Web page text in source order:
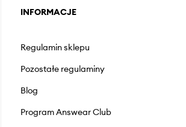
INFORMACJE
Regulamin sklepu
Pozostałe regulaminy
Blog
Program Answear Club